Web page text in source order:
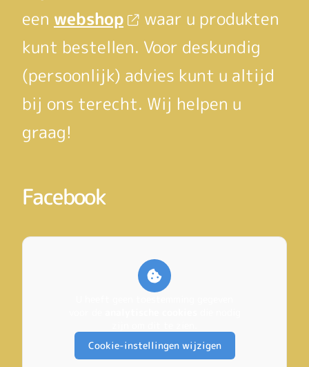
een webshop
waar u produkten
kunt bestellen. Voor deskundig
(persoonlijk) advies kunt u altijd
bij ons terecht. Wij helpen u
graag!
Facebook
Cookie-instellingen wijzigen